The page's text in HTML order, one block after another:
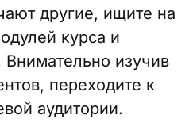
другие, ищите на
курса и
Внимательно изучив
переходите к
аудитории.